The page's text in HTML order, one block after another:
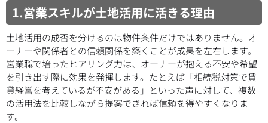
1.営業スキルが土地活用に活きる理由
土地活用の成否を分けるのは物件条件だけではありません。オ
ーナーや関係者との信頼関係を築くことが成果を左右します。
営業職で培ったヒアリング力は、オーナーが抱える不安や希望
を引き出す際に効果を発揮します。たとえば「相続税対策で賃
貸経営を考えているが不安がある」といった声に対して、複数
の活用法を比較しながら提案できれば信頼を得やすくなりま
す。